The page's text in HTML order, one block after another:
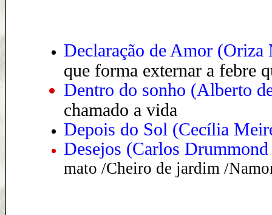
Declaração de Amor (Oriza
que forma externar a febre
Dentro do sonho (Alberto
chamado a vida
Depois do Sol (Cecília
Desejos (Carlos Drummond
mato /Cheiro de jardim /